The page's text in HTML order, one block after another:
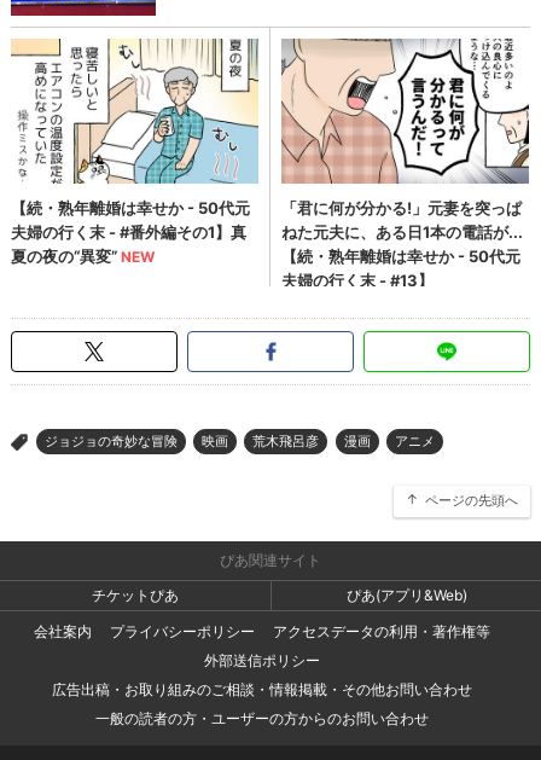
> ジョジョの奇妙な冒険 映画 荒木飛呂彦 漫画 アニメ
ページの先頭へ
ぴあ関連サイト
チケットぴあ
ぴあ(アプリ&Web)
会社案内
プライバシーポリシー
アクセスデータの利用・著作権等
外部送信ポリシー
広告出稿・お取り組みのご相談・情報掲載・その他お問い合わせ
一般の読者の方・ユーザーの方からのお問い合わせ